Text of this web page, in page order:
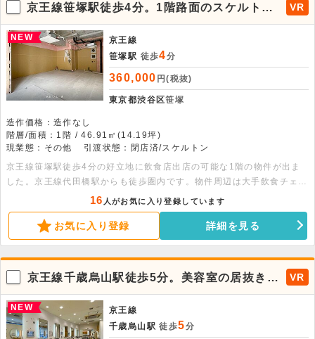
京王線笹塚駅徒歩4分。1階路面のスケルトン
物件！
VR
NEW
京王線
笹塚駅 徒歩4分
360,000 円(税抜)
東京都渋谷区笹塚
造作価格：造作なし
階層/面積：1階 / 46.91㎡(14.19坪)
現業態：その他
引渡状態：閉店済/スケルトン
京王線笹塚駅徒歩4分の好立地に飲食店出店の可能な1階の物件が出ま
した。京王線代田橋駅からも徒歩圏内です。物件周辺は大手飲食チェー
ン店が多く立ち並んでおり、物件側面の甲州街道は地元住民の方を始
め、周辺企業に勤めるビジネスマン等の人通りも多いメイン導線になっ
ています。スケルトン状態のためレイアウトも自由に組むことが可能で
す。まずはお気軽にお問い合わせください。
16 人がお気に入り登録しています
お気に入り登録 詳細を見る
京王線千歳烏山駅徒歩5分。美容室の居抜き物
件。
VR
NEW
京王線
千歳烏山駅 徒歩5分